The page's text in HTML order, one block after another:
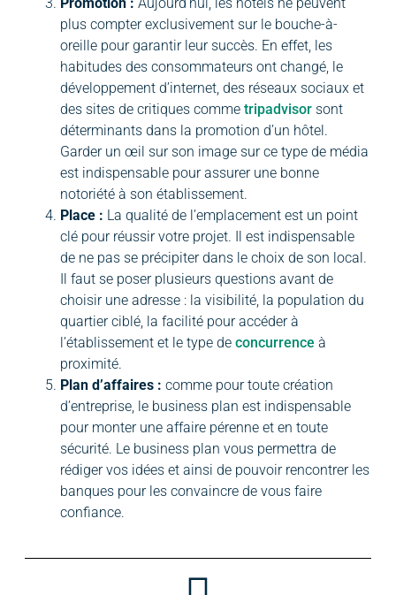
plus compter exclusivement sur le bouche-à-
oreille pour garantir leur succès. En effet, les
habitudes des consommateurs ont changé, le
développement d’internet, des réseaux sociaux et
des sites de critiques comme tripadvisor sont
déterminants dans la promotion d’un hôtel.
Garder un œil sur son image sur ce type de média
est indispensable pour assurer une bonne
notoriété à son établissement.
Place : La qualité de l’emplacement est un point
clé pour réussir votre projet. Il est indispensable
de ne pas se précipiter dans le choix de son local.
Il faut se poser plusieurs questions avant de
choisir une adresse : la visibilité, la population du
quartier ciblé, la facilité pour accéder à
l’établissement et le type de concurrence à
proximité.
Plan d’affaires : comme pour toute création
d’entreprise, le business plan est indispensable
pour monter une affaire pérenne et en toute
sécurité. Le business plan vous permettra de
rédiger vos idées et ainsi de pouvoir rencontrer les
banques pour les convaincre de vous faire
confiance.